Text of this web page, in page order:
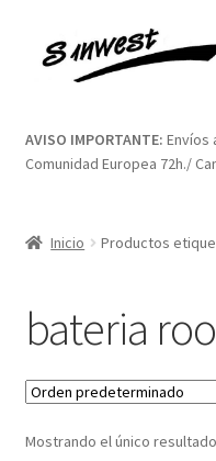
Aviso legal
Contacto
Finalizar compra
AVISO IMPORTANTE: Envíos
Comunidad Europea 72h./
Inicio Productos
bateria
Mostrando el único resultado